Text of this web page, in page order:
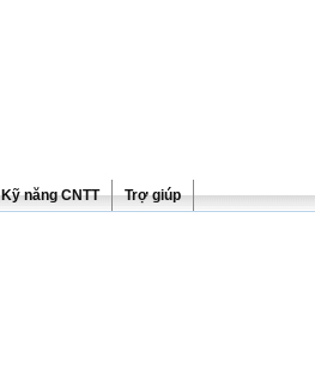
Kỹ năng CNTT Trợ giúp